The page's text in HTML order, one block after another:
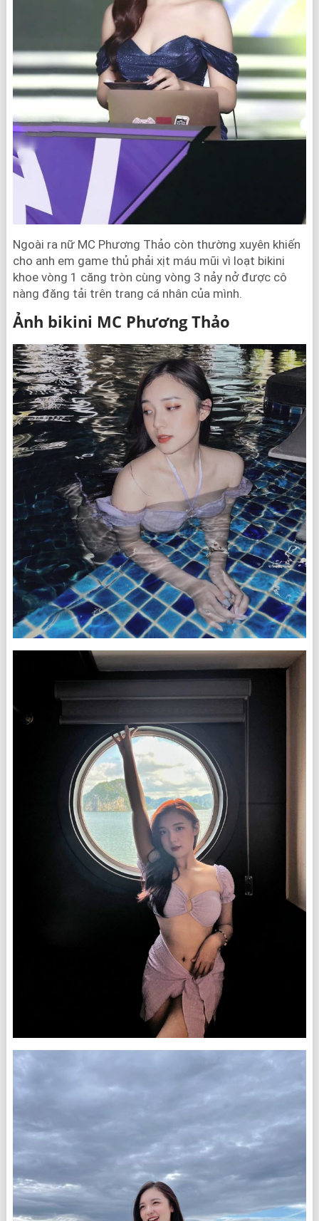
Ngoài ra nữ MC Phương Thảo còn thường xuyên khiến
cho anh em game thủ phải xịt máu mũi vì loạt bikini
khoe vòng 1 căng tròn cùng vòng 3 nảy nở được cô
nàng đăng tải trên trang cá nhân của mình.
Ảnh bikini MC Phương Thảo